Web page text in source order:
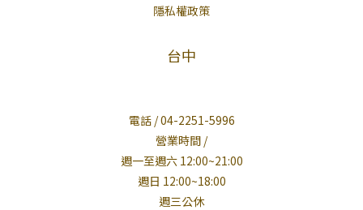
隱私權政策
台中
電話 / 04-2251-5996
營業時間 /
週一至週六 12:00~21:00
週日 12:00~18:00
週三公休